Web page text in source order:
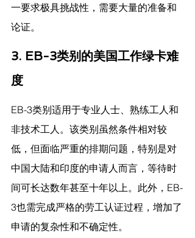
一要求极具挑战性，需要大量的准备和
论证。
3. EB-3类别的美国工作绿卡难
度
EB-3类别适用于专业人士、熟练工人和
非技术工人。该类别虽然条件相对较
低，但面临严重的排期问题，特别是对
中国大陆和印度的申请人而言，等待时
间可长达数年甚至十年以上。此外，EB-
3也需完成严格的劳工认证过程，增加了
申请的复杂性和不确定性。